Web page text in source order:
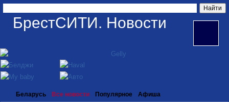
БрестСИТИ. Новости
Беларусь Все новости Популярное Афиша